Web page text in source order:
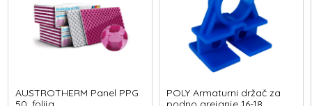
AUSTROTHERM Panel PPG
POLY Armaturni držač za